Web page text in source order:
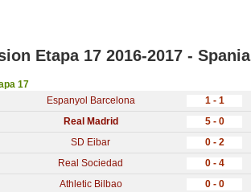
Etapa 17 2016-2017 - Spania
17
Espanyol Barcelona 1 - 1
Real Madrid 5 - 0
SD Eibar 0 - 2
Real Sociedad 0 - 4
Athletic Bilbao 0 - 0